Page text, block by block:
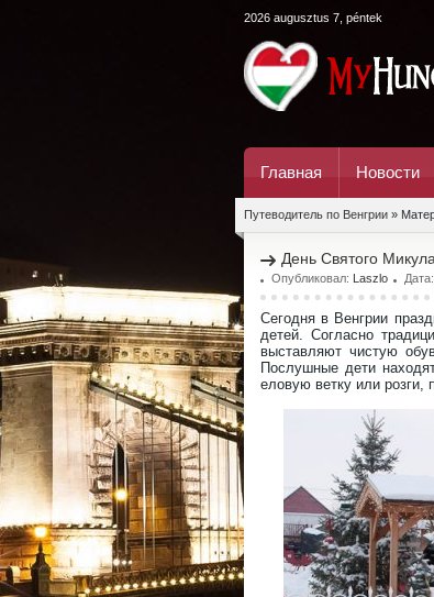
2026 augusztus 7, péntek
Главная Новости
Путеводитель по Венгрии »
День Святого
Опубликовал: Laszlo Дата:
Сегодня в Венгрии
детей. Согласно
выставляют чистую
Послушные дети
еловую ветку или розги,